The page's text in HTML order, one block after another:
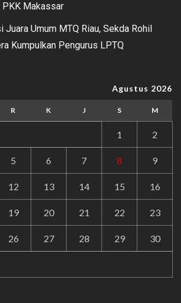
PKK Makassar
Umum MTQ Riau, Sekda Rohil
Kumpulkan Pengurus LPTQ
Agustus 2026
R K J S M
1 2
5 6 7 8 9
12 13 14 15 16
19 20 21 22 23
26 27 28 29 30